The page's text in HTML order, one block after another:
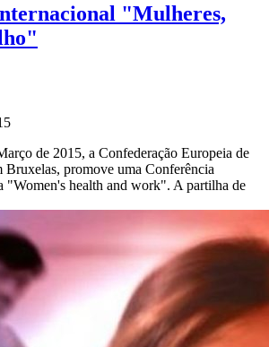
"Mulheres,
de 2015, a Confederação Europeia de
Bruxelas, promove uma Conferência
"Women's health and work". A partilha de